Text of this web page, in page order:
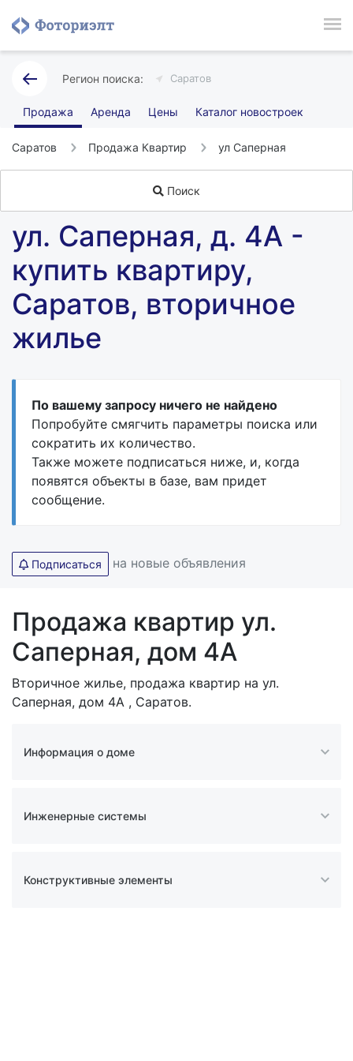
Саратов
Продажа Аренда Цены Каталог новостроек
Саратов Продажа Квартир ул Саперная
Поиск
ул. Саперная, д. 4А -
купить квартиру,
Саратов, вторичное
жилье
По вашему запросу ничего не найдено
Попробуйте смягчить параметры поиска или
сократить их количество.
Также можете подписаться ниже, и, когда
появятся объекты в базе, вам придет
сообщение.
Подписаться на новые объявления
Продажа квартир ул.
Саперная, дом 4А
Вторичное жилье, продажа квартир на ул.
Саперная, дом 4А , Саратов.
Информация о доме
Инженерные системы
Конструктивные элементы